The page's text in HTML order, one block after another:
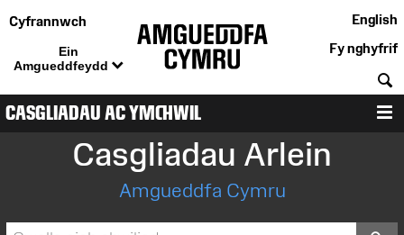
Cyfrannwch
Ein
Amgueddfeydd
English
Fy nghyfrif
CASGLIADAU AC YMCHWIL
Casgliadau Arlein
Amgueddfa Cymru